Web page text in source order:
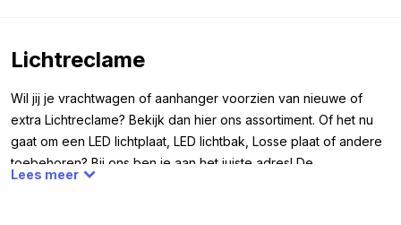
Lichtreclame
Wil jij je vrachtwagen of aanhanger voorzien van nieuwe of
extra Lichtreclame? Bekijk dan hier ons assortiment. Of het nu
gaat om een LED lichtplaat, LED lichtbak, Losse plaat of andere
toebehoren? Bij ons ben je aan het juiste adres! De
Lichtreclame die je op deze pagina aan zult treffen is te
Lees meer